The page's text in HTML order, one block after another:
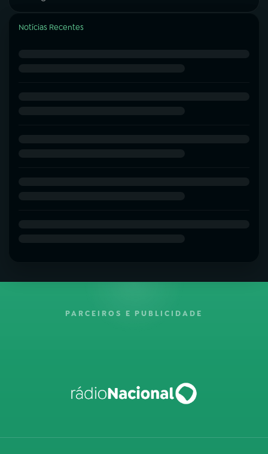
Notícias Recentes
PARCEIROS E PUBLICIDADE